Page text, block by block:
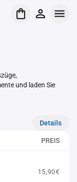
und laden Sie
Details
PREIS
15,90€